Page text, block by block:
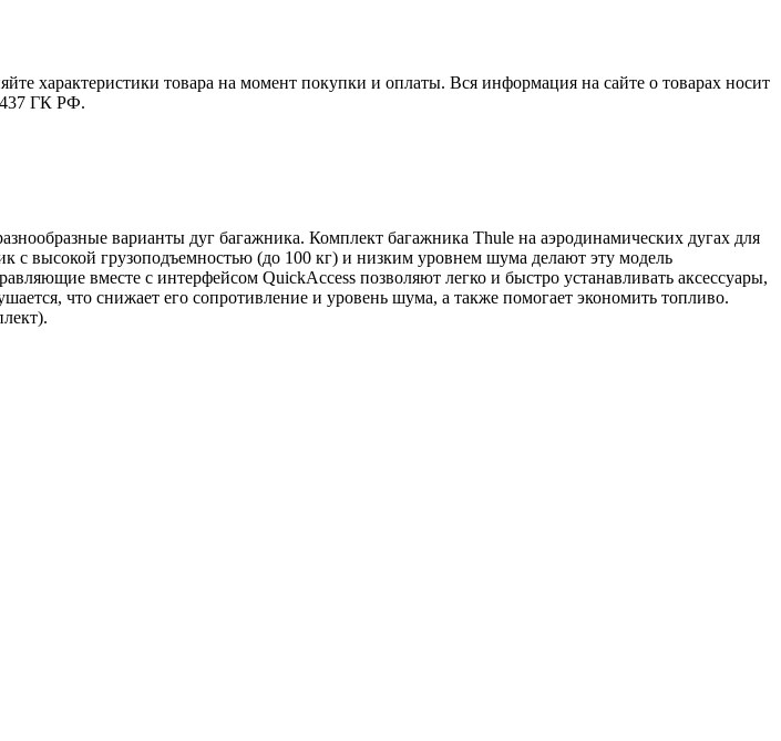
характеристики товара на момент покупки и оплаты. Вся информация на сайте о товарах носит
437 ГК РФ.
варианты дуг багажника. Комплект багажника Thule на аэродинамических дугах для
высокой грузоподъемностью (до 100 кг) и низким уровнем шума делают эту модель
вместе с интерфейсом QuickAccess позволяют легко и быстро устанавливать аксессуары,
что снижает его сопротивление и уровень шума, а также помогает экономить топливо.